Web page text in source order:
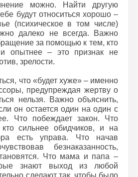
можно. Найти другую
будут относиться хорошо –
(психическое в том числе)
далеко не всегда. Важно
за помощью к тем, кто
опытнее – это признак не
зрелости.
что «будет хуже» – именно
предупреждая жертву о
нельзя. Важно объяснить,
он остается один на один с
Что побеждает закон. Что
кто сильнее обидчиков, и на
есть управа. Что начав
безнаказанность,
Что мама и папа –
знают выход из любой
сделают так, чтобы было